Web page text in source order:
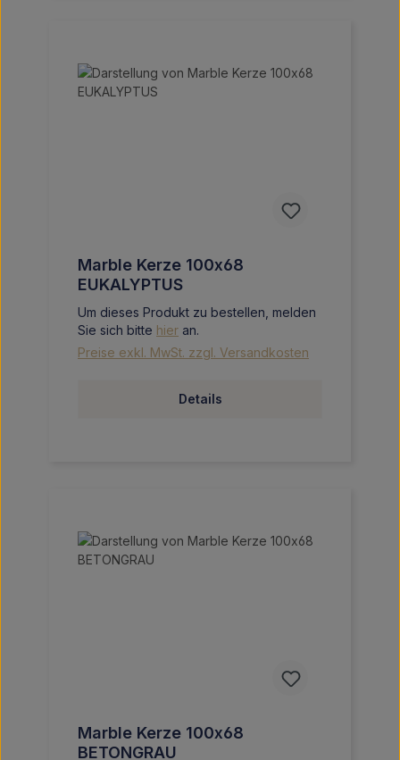
Marble Kerze 100x68
EUKALYPTUS
Um dieses Produkt zu bestellen, melden
Sie sich bitte hier an.
Preise exkl. MwSt. zzgl. Versandkosten
Details
Marble Kerze 100x68
BETONGRAU